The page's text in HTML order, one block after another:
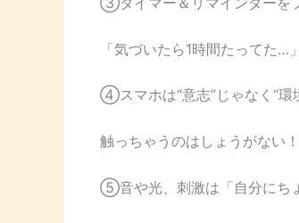
「気づいたら1時間たってた
④スマホは“意志”じゃなく“環
触っちゃうのはしょうがない
⑤音や光、刺激は「自分にち